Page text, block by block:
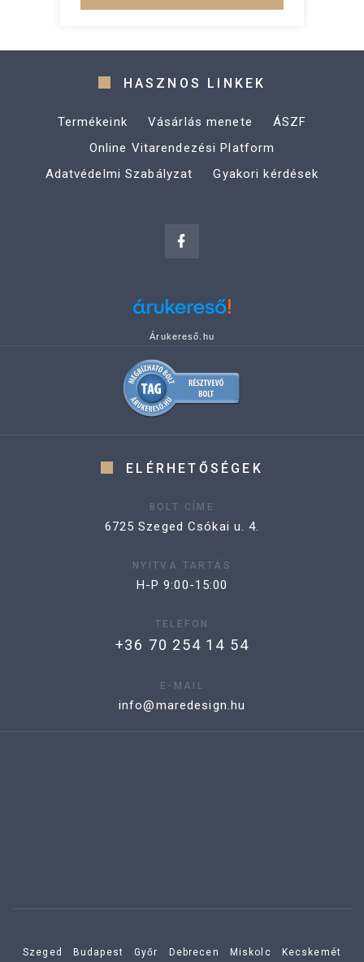
HASZNOS LINKEK
Termékeink Vásárlás menete
ÁSZF
Online Vitarendezési Platform
Adatvédelmi Szabályzat
Gyakori kérdések
Árukereső.hu
ELÉRHETŐSÉGEK
BOLT CÍME
6725 Szeged Csókai u. 4.
NYITVA TARTÁS
H-P 9:00-15:00
TELEFON
+36 70 254 14 54
E-MAIL
info@maredesign.hu
Szeged Budapest Győr Debrecen Miskolc Kecskemét